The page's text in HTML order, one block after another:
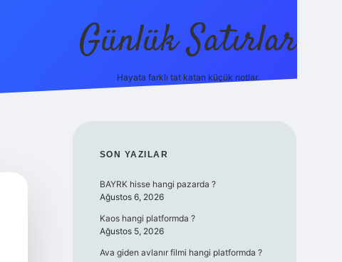
Günlük Satırlar
Hayata farklı tat katan küçük notlar.
SIDEBAR
SON YAZILAR
BAYRK hisse hangi pazarda ?
Ağustos 6, 2026
Kaos hangi platformda ?
Ağustos 5, 2026
Ava giden avlanır filmi hangi platformda ?